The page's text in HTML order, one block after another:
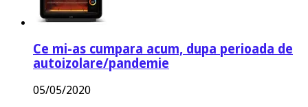
Ce mi-as cumpara acum, dupa perioada de
autoizolare/pandemie
05/05/2020